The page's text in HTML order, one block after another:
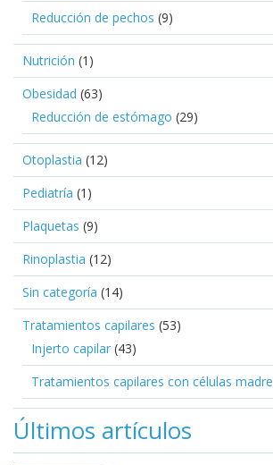
Reducción de pechos (9)
Nutrición (1)
Obesidad (63)
Reducción de estómago (29)
Otoplastia (12)
Pediatría (1)
Plaquetas (9)
Rinoplastia (12)
Sin categoría (14)
Tratamientos capilares (53)
Injerto capilar (43)
Tratamientos capilares con células madre
Últimos artículos